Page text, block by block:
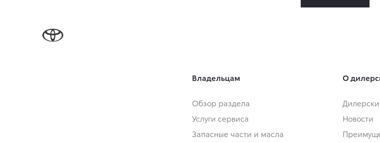
Владельцам
Обзор раздела
Услуги сервиса
Запасные части и масла
О
Новости